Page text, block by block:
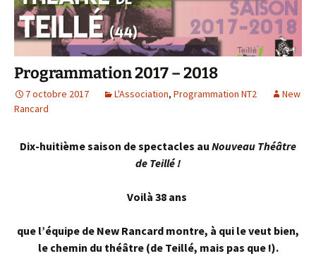
Programmation 2017 – 2018
7 octobre 2017 L'Association, Programmation NT2
New
Rancard
Dix-huitième saison de spectacles au Nouveau Théâtre
de Teillé !
Voilà 38 ans
que l’équipe de New Rancard montre, à qui le veut bien,
le chemin du théâtre (de Teillé, mais pas que !).